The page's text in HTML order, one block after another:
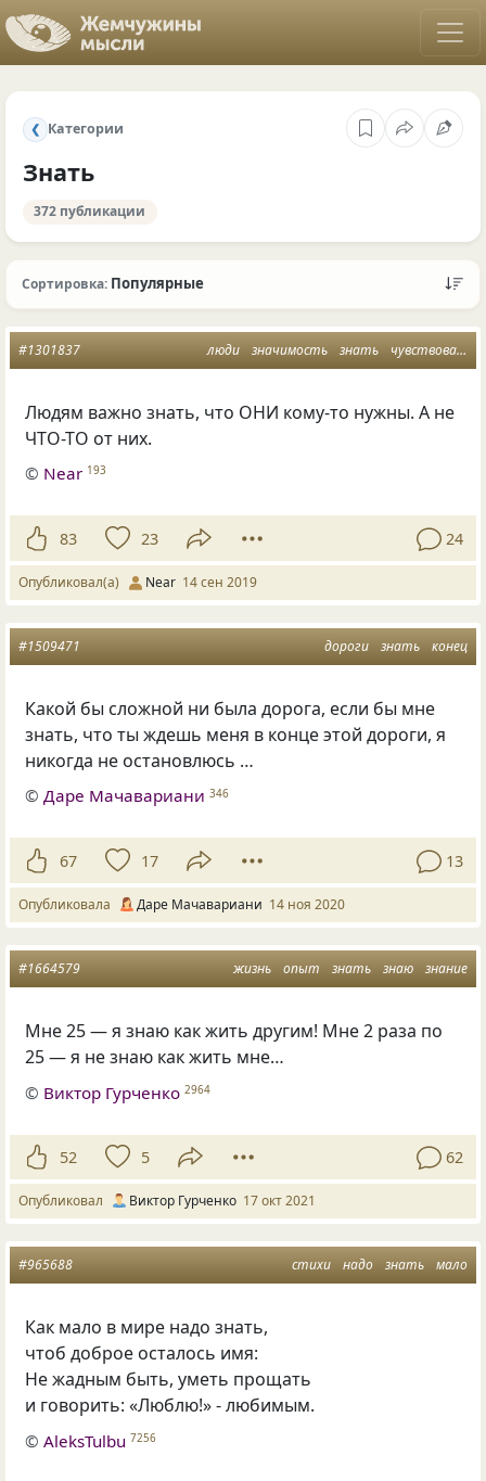
❮ Категории
Знать
372 публикации
Сортировка: Популярные
люди значимость знать чувствовать
#1301837
Людям важно знать, что ОНИ кому-то нужны. А не
ЧТО-ТО от них.
© Near 193
83 23 24
Опубликовал(а) Near 14 сен 2019
дороги знать конец
#1509471
Какой бы сложной ни была дорога, если бы мне
знать, что ты ждешь меня в конце этой дороги, я
никогда не остановлюсь …
©Даре Мачавариани 346
67 17 13
Опубликовала Даре Мачавариани 14 ноя 2020
жизнь опыт знать знаю знание
#1664579
Мне 25 — я знаю как жить другим! Мне 2 раза по
25 — я не знаю как жить мне…
© Виктор Гурченко 2964
52 5 62
Опубликовал Виктор Гурченко 17 окт 2021
стихи надо знать мало
#965688
Как мало в мире надо знать,
чтоб доброе осталось имя:
Не жадным быть, уметь прощать
и говорить: «Люблю!» - любимым.
©AleksTulbu 7256